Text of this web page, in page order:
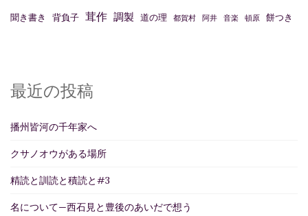
聞き書き 背負子 茸作 調製 道の理 都賀村 阿井 音楽 頓原 餅つき
最近の投稿
播州皆河の千年家へ
クサノオウがある場所
精読と訓読と積読と#3
名について—西石見と豊後のあいだで想う